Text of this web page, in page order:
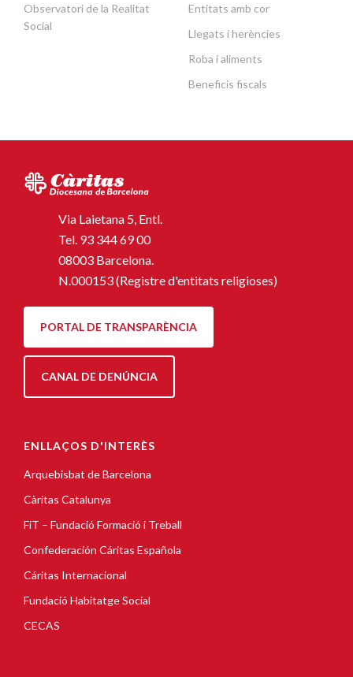
Observatori de la Realitat
Social
Entitats amb cor
Llegats i herències
Roba i aliments
Beneficis fiscals
Via Laietana 5, Entl.
Tel. 93 344 69 00
08003 Barcelona.
N.000153 (Registre d'entitats religioses)
PORTAL DE TRANSPARÈNCIA
CANAL DE DENÚNCIA
ENLLAÇOS D'INTERÈS
Arquebisbat de Barcelona
Càritas Catalunya
FiT – Fundació Formació i Treball
Confederación Cáritas Española
Cáritas Internacional
Fundació Habitatge Social
CECAS